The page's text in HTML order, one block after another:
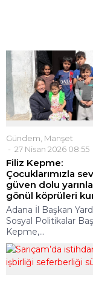
Gündem, Manşet
27 Nisan 2026 08:55
Filiz Kepme:
Çocuklarımızla
güven dolu
gönül köprüleri
Adana İl Başkan
Sosyal Politikalar
Kepme,...